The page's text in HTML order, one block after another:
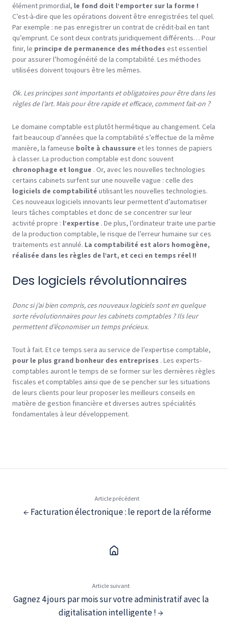
élément primordial, le fond doit l’emporter sur la forme !
C’est-à-dire que les opérations doivent être enregistrées tel quel.
Par exemple : ne pas enregistrer un contrat de crédit-bail en tant
qu’emprunt. Ce sont deux contrats juridiquement différents… Pour
finir, le principe de permanence des méthodes est essentiel
pour assurer l’homogénéité de la comptabilité. Les méthodes
utilisées doivent toujours être les mêmes.
Ok. Les principes sont importants et obligatoires pour être dans les
règles de l’art. Mais pour être rapide et efficace, comment fait-on ?
Le domaine comptable est plutôt hermétique au changement. Cela
fait beaucoup d’années que la comptabilité s’effectue de la même
manière, la fameuse boîte à chaussure et les tonnes de papiers
à classer. La production comptable est donc souvent
chronophage et longue . Or, avec les nouvelles technologies
certains cabinets surfent sur une nouvelle vague : celle des
logiciels de comptabilité utilisant les nouvelles technologies.
Ces nouveaux logiciels innovants leur permettent d’automatiser
leurs tâches comptables et donc de se concentrer sur leur
activité propre : l’expertise . De plus, l’ordinateur traite une partie
de la production comptable, le risque de l’erreur humaine sur ces
traitements est annulé. La comptabilité est alors homogène,
réalisée dans les règles de l’art, et ceci en temps réel !!
Des logiciels révolutionnaires
Donc si j’ai bien compris, ces nouveaux logiciels sont en quelque
sorte révolutionnaires pour les cabinets comptables ? Ils leur
permettent d’économiser un temps précieux.
Tout à fait. Et ce temps sera au service de l’expertise comptable,
pour le plus grand bonheur des entreprises . Les experts-
comptables auront le temps de se former sur les dernières règles
fiscales et comptables ainsi que de se pencher sur les situations
de leurs clients pour leur proposer les meilleurs conseils en
matière de gestion financière et diverses autres spécialités
fondamentales à leur développement.
Article précédent
← Facturation électronique : le report de la réforme
Article suivant
Gagnez 4 jours par mois sur votre administratif avec la
digitalisation intelligente ! →